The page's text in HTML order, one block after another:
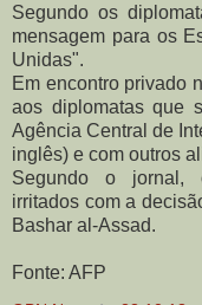
Segundo os
mensagem para os
Unidas".
Em encontro privado
aos diplomatas que
Agência Central de
inglês) e com outros
Segundo o jornal,
irritados com a
Bashar al-Assad.
Fonte: AFP